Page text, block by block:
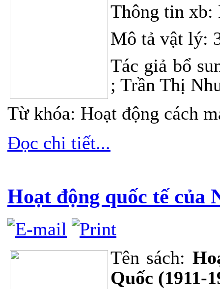
Thông tin xb:
Mô tả vật lý:
Tác giả bổ
; Trần Thị
Từ khóa: Hoạt động cách
Đọc chi tiết...
Hoạt động quốc tế của
Tên sách:
Quốc (1911-